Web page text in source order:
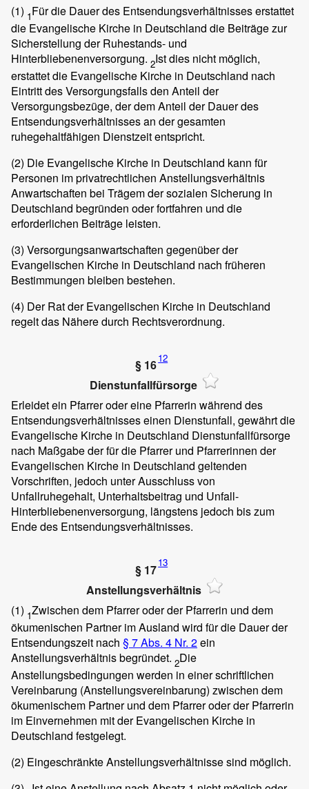
(1) 1Für die Dauer des Entsendungsverhältnisses erstattet
die Evangelische Kirche in Deutschland die Beiträge zur
Sicherstellung der Ruhestands- und
Hinterbliebenenversorgung. 2Ist dies nicht möglich,
erstattet die Evangelische Kirche in Deutschland nach
Eintritt des Versorgungsfalls den Anteil der
Versorgungsbezüge, der dem Anteil der Dauer des
Entsendungsverhältnisses an der gesamten
ruhegehaltfähigen Dienstzeit entspricht.
(2) Die Evangelische Kirche in Deutschland kann für
Personen im privatrechtlichen Anstellungsverhältnis
Anwartschaften bei Trägem der sozialen Sicherung in
Deutschland begründen oder fortfahren und die
erforderlichen Beiträge leisten.
(3) Versorgungsanwartschaften gegenüber der
Evangelischen Kirche in Deutschland nach früheren
Bestimmungen bleiben bestehen.
(4) Der Rat der Evangelischen Kirche in Deutschland
regelt das Nähere durch Rechtsverordnung.
§ 1612
Dienstunfallfürsorge
Erleidet ein Pfarrer oder eine Pfarrerin während des
Entsendungsverhältnisses einen Dienstunfall, gewährt die
Evangelische Kirche in Deutschland Dienstunfallfürsorge
nach Maßgabe der für die Pfarrer und Pfarrerinnen der
Evangelischen Kirche in Deutschland geltenden
Vorschriften, jedoch unter Ausschluss von
Unfallruhegehalt, Unterhaltsbeitrag und Unfall-
Hinterbliebenenversorgung, längstens jedoch bis zum
Ende des Entsendungsverhältnisses.
§ 1713
Anstellungsverhältnis
(1) 1Zwischen dem Pfarrer oder der Pfarrerin und dem
ökumenischen Partner im Ausland wird für die Dauer der
Entsendungszeit nach § 7 Abs. 4 Nr. 2ein
Anstellungsverhältnis begründet. 2Die
Anstellungsbedingungen werden in einer schriftlichen
Vereinbarung (Anstellungsvereinbarung) zwischen dem
ökumenischem Partner und dem Pfarrer oder der Pfarrerin
im Einvernehmen mit der Evangelischen Kirche in
Deutschland festgelegt.
(2) Eingeschränkte Anstellungsverhältnisse sind möglich.